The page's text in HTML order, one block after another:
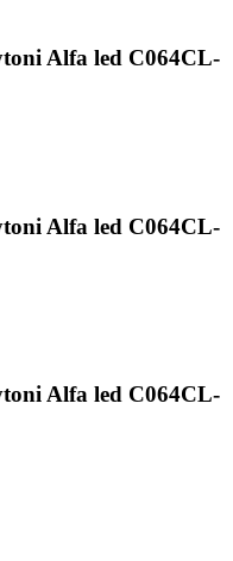
Alfa led C064CL-
Alfa led C064CL-
Alfa led C064CL-